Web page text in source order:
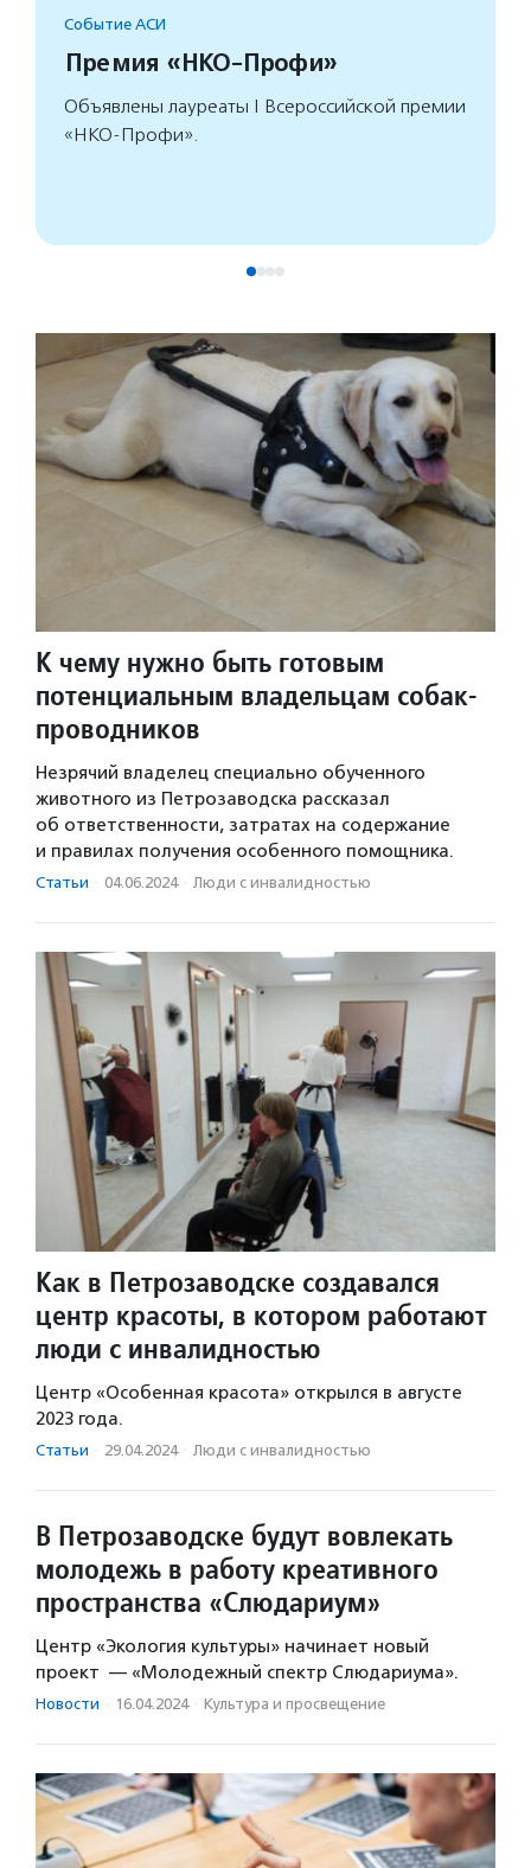
Событие АСИ
Премия «НКО-Профи»
Объявлены лауреаты I Всероссийской премии
«НКО-Профи».
К чему нужно быть готовым
потенциальным владельцам собак-
проводников
Незрячий владелец специально обученного
животного из Петрозаводска рассказал
об ответственности, затратах на содержание
и правилах получения особенного помощника.
Статьи · 04.06.2024 · Люди с инвалидностью
Как в Петрозаводске создавался
центр красоты, в котором работают
люди с инвалидностью
Центр «Особенная красота» открылся в августе
2023 года.
Статьи · 29.04.2024 · Люди с инвалидностью
В Петрозаводске будут вовлекать
молодежь в работу креативного
пространства «Слюдариум»
Центр «Экология культуры» начинает новый
проект — «Молодежный спектр Слюдариума».
Новости · 16.04.2024 · Культура и просвещение